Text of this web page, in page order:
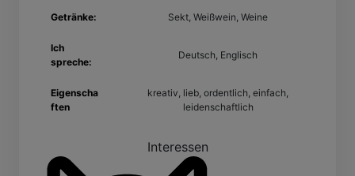
Getränke: Sekt, Weißwein, Weine
Ich
spreche:
Deutsch, Englisch
Eigenscha
ften
kreativ, lieb, ordentlich, einfach,
leidenschaftlich
Interessen